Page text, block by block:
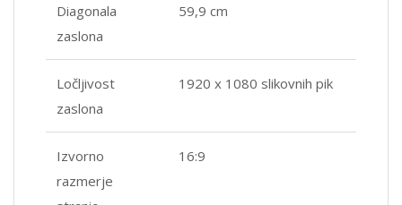
Diagonala
zaslona
59,9 cm
Ločljivost
zaslona
1920 x 1080 slikovnih pik
Izvorno
razmerje
16:9